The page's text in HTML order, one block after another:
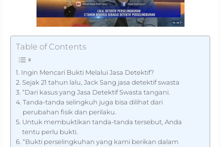
Table of Contents
Ingin Mencari Bukti Melalui Jasa Detektif?
Sejak 21 tahun lalu, Jack Sang jasa detektif swasta
“Dari kasus yang Jasa Detektif Swasta tangani.
Tanda-tanda selingkuh juga bisa dilihat dari
perubahan fisik dan perilaku.
Untuk membuktikan tanda-tanda tersebut, Anda
tentu perlu bukti.
“Bukti perselingkuhan yang kami berikan dalam